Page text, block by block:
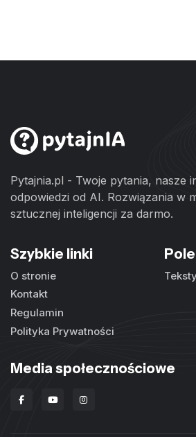
Pytajnia.pl - Twoje pytania, nasze
odpowiedzi od AI. Rozwiązania w
sztucznej inteligencji za darmo.
Szybkie linki
O stronie
Kontakt
Regulamin
Polityka Prywatności
Media społecznościowe